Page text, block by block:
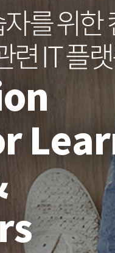
를 위한
련 IT 플